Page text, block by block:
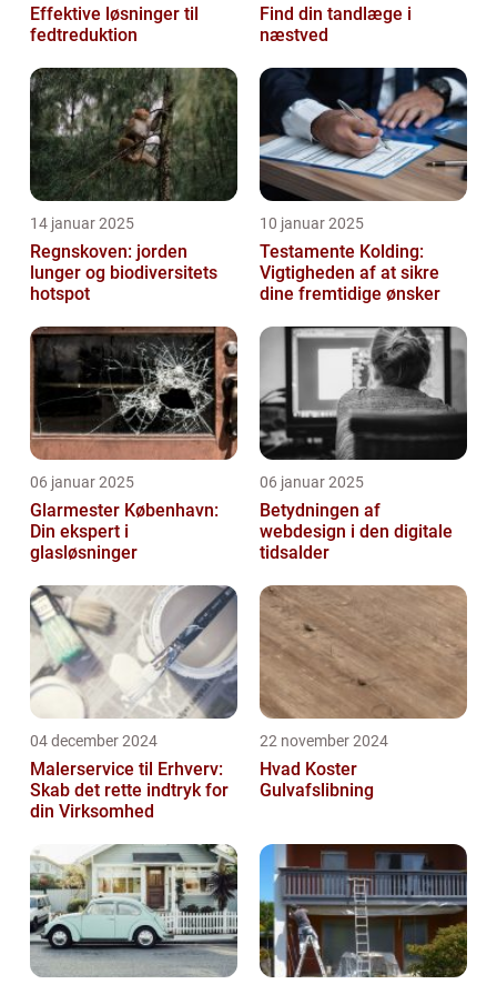
Effektive løsninger til
fedtreduktion
Find din tandlæge i
næstved
14 januar 2025
Regnskoven: jorden
lunger og biodiversitets
hotspot
10 januar 2025
Testamente Kolding:
Vigtigheden af at sikre
dine fremtidige ønsker
06 januar 2025
Glarmester København:
Din ekspert i
glasløsninger
06 januar 2025
Betydningen af
webdesign i den digitale
tidsalder
04 december 2024
Malerservice til Erhverv:
Skab det rette indtryk for
din Virksomhed
22 november 2024
Hvad Koster
Gulvafslibning